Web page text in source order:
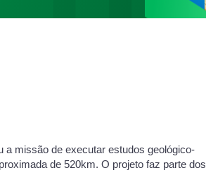
a missão de executar estudos geológico-
de 520km. O projeto faz parte dos